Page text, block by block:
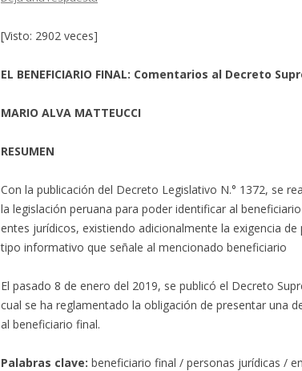
[Visto: 2902 veces]
EL BENEFICIARIO FINAL: Comentarios al Decreto
MARIO ALVA MATTEUCCI
RESUMEN
Con la publicación del Decreto Legislativo N.° 1372, se
la legislación peruana para poder identificar al
entes jurídicos, existiendo adicionalmente la exigencia
tipo informativo que señale al mencionado beneficiario
El pasado 8 de enero del 2019, se publicó el Decreto
cual se ha reglamentado la obligación de presentar una
al beneficiario final.
Palabras clave: beneficiario final / personas jurídicas /